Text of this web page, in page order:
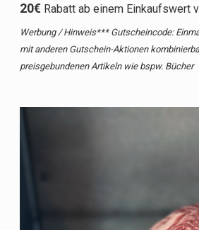
20€Rabatt ab einem Einkaufswert
Werbung / Hinweis*** Gutscheincode:
mit anderen Gutschein-Aktionen
preisgebundenen Artikeln wie bspw. Bücher